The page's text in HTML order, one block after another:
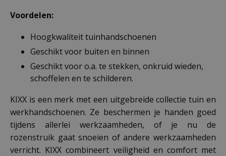
Voordelen:
Hoogkwaliteit tuinhandschoenen
Geschikt voor buiten en binnen
Geschikt voor o.a. te stekken, onkruid wieden,
schoffelen en te schilderen.
KIXX is een merk met een uitgebreide collectie tuin en
werkhandschoenen. Ze beschermen je handen goed
tijdens allerlei werkzaamheden, of je nu de
rozenstruik gaat snoeien of andere werkzaamheden
verricht. KIXX combineert veiligheid en comfort met